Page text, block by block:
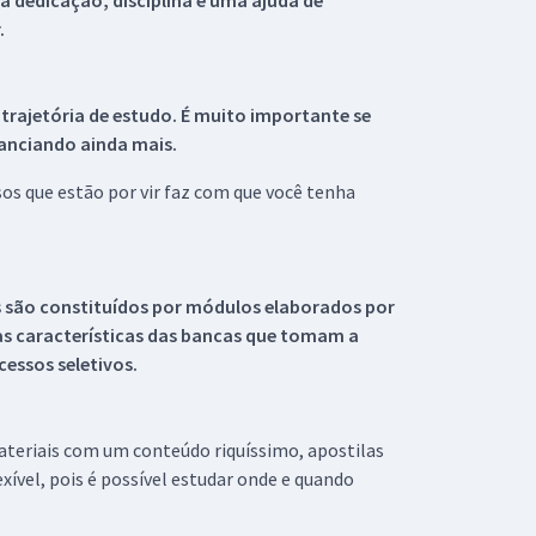
de estudo. É muito importante se
ainda mais.
que estão por vir faz com que você tenha
são constituídos por módulos elaborados por
características das bancas que tomam a
seletivos.
com um conteúdo riquíssimo, apostilas
pois é possível estudar onde e quando